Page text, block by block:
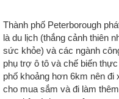
Thành phố Peterborough
là du lịch (thắng cảnh thiên
sức khỏe) và các ngành
phụ trợ ô tô và chế biến
phố khoảng hơn 6km nên đi
cho mua sắm và đi làm